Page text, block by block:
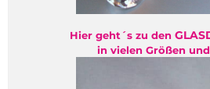
Hier geht´s zu den
in vielen Größen